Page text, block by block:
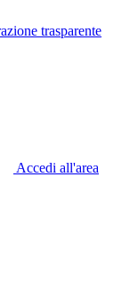
trasparente
Accedi all'area